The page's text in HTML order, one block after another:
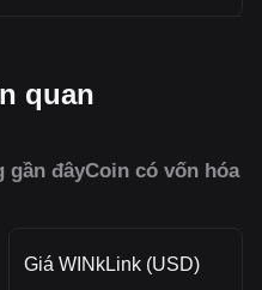
quan
gần đâyCoin có vốn hóa
Giá WINkLink (USD)